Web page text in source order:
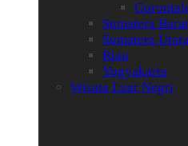
Sumatera Barat
Sumatera
Riau
Yogyakarta
Wisata Luar Negri